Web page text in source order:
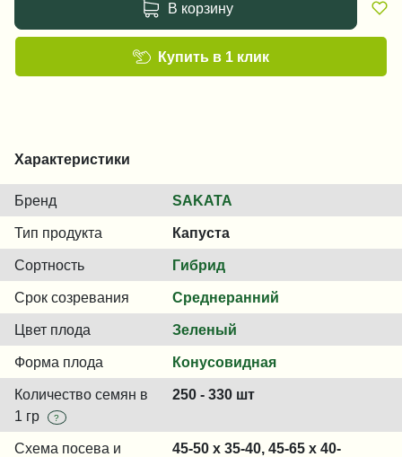
В корзину
Купить в 1 клик
Характеристики
Бренд SAKATA
Тип продукта Капуста
Сортность Гибрид
Срок созревания Среднеранний
Цвет плода Зеленый
Форма плода Конусовидная
Количество семян в
1 гр
?
250 - 330 шт
Схема посева и
45-50 x 35-40, 45-65 x 40-